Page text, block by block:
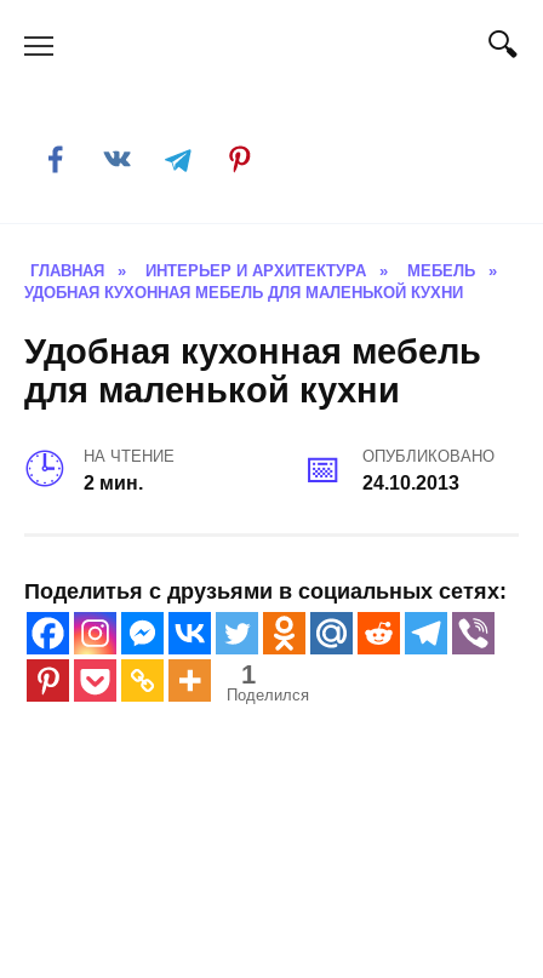
ГЛАВНАЯ » ИНТЕРЬЕР И АРХИТЕКТУРА » МЕБЕЛЬ
»
УДОБНАЯ КУХОННАЯ МЕБЕЛЬ ДЛЯ МАЛЕНЬКОЙ КУХНИ
Удобная кухонная мебель
для маленькой кухни
НА ЧТЕНИЕ
2 мин.
ОПУБЛИКОВАНО
24.10.2013
Поделитья с друзьями в социальных сетях:
1
Поделился